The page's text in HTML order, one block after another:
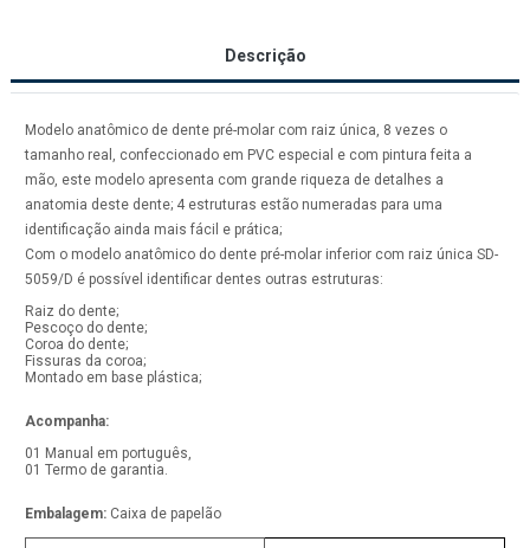
Descrição
Modelo anatômico de dente pré-molar com raiz única, 8 vezes o
tamanho real, confeccionado em PVC especial e com pintura feita a
mão, este modelo apresenta com grande riqueza de detalhes a
anatomia deste dente; 4 estruturas estão numeradas para uma
identificação ainda mais fácil e prática;
Com o modelo anatômico do dente pré-molar inferior com raiz única SD-
5059/D é possível identificar dentes outras estruturas:
Raiz do dente;
Pescoço do dente;
Coroa do dente;
Fissuras da coroa;
Montado em base plástica;
Acompanha:
01 Manual em português,
01 Termo de garantia.
Embalagem: Caixa de papelão